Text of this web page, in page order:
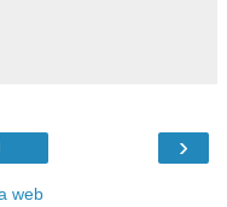
›
web